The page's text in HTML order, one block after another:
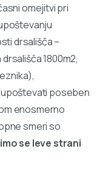
omejitvi pri
drsališča –
1800m2,
poseben
enosmerno
smeri so
se leve strani